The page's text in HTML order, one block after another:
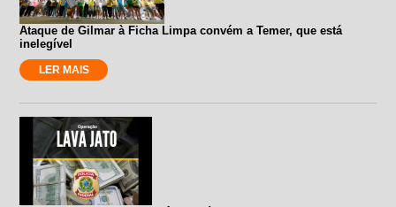
Ataque de Gilmar à Ficha Limpa convém a Temer, que está
inelegível
LER MAIS